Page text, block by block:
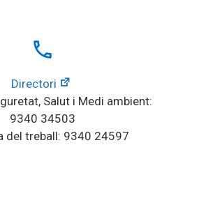
local_phone
Directori
Salut i Medi ambient:
9340 34503
del treball: 9340 24597